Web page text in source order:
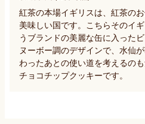
紅茶の本場イギリスは、紅茶の
美味しい国です。こちらそのイ
うブランドの美麗な缶に入った
ヌーボー調のデザインで、水仙
わったあとの使い道を考えるの
チョコチップクッキーです。